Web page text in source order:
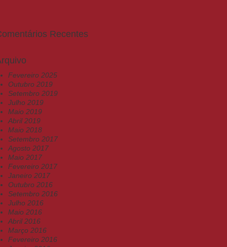
Recentes
Fevereiro 2025
Outubro 2019
Setembro 2019
Julho 2019
Maio 2019
Abril 2019
Maio 2018
Setembro 2017
Agosto 2017
Maio 2017
Fevereiro 2017
Janeiro 2017
Outubro 2016
Setembro 2016
Julho 2016
Maio 2016
Abril 2016
Março 2016
Fevereiro 2016